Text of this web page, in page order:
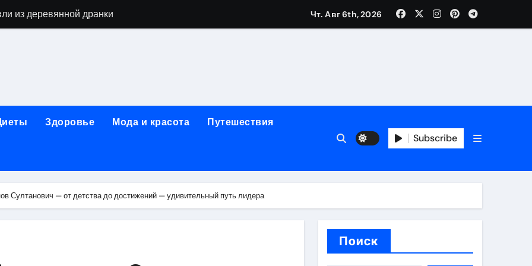
из деревянной дранки
аппаратов для электроэпиляции
направления медицинского центра
Стрешневе
зависимости: медицинские, психотерапевтические и социальные
Чт. Авг 6th, 2026
Здоровье Мода и красота Путешествия
Subscribe
Султанович — от детства до достижений — удивительный путь лидера
Поиск